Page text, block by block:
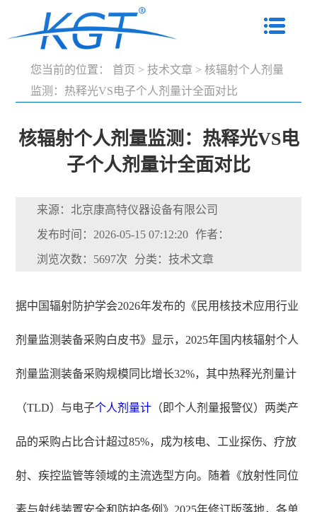
您当前的位置： 首页 > 技术文章 > 核辐射个人剂量
监测：热释光VS电子个人剂量计全面对比
核辐射个人剂量监测：热释光VS电
子个人剂量计全面对比
来源：北京康高特仪器设备有限公司
发布时间：2026-05-15 07:12:20 作者：
浏览次数：5697次 分类：技术文章
据中国辐射防护学会2026年发布的《民用核技术应用行业
剂量监测装备采购白皮书》显示，2025年国内核辐射个人
剂量监测装备采购规模同比增长32%，其中热释光剂量计
（TLD）与电子个人剂量计 （即个人剂量报警仪）两类产
品的采购占比合计超过85%，成为核电、工业探伤、疗放
射、疾控监管等领域的主流选型方向。随着《放射性同位
素与射线装置安全和防护条例》2025年修订版落地，各单